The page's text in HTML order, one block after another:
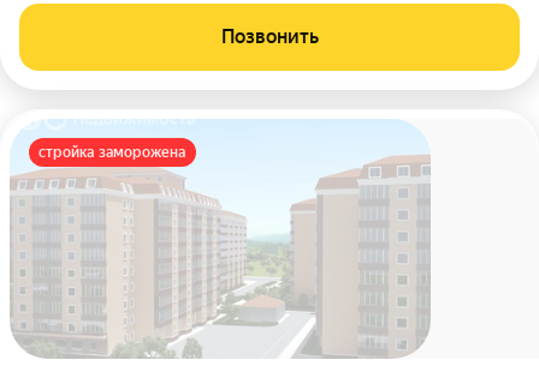
Позвонить
стройка заморожена